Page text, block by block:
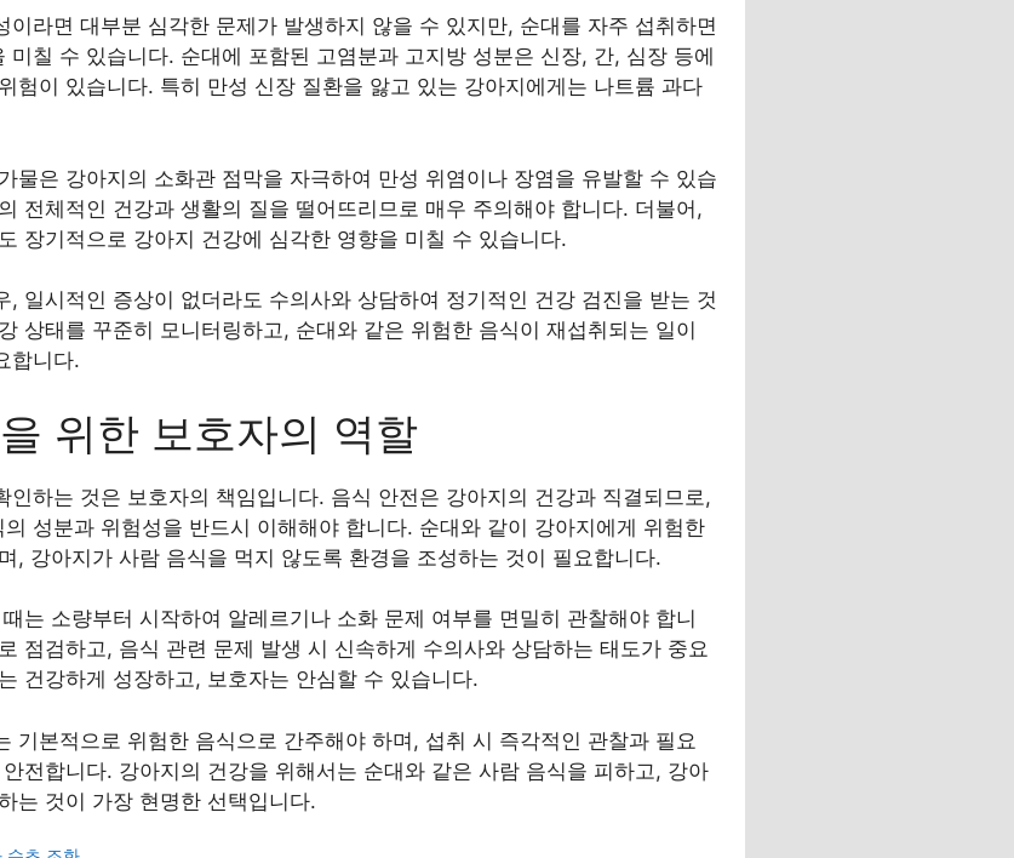
이라면 대부분 심각한 문제가 발생하지 않을 수 있지만, 순대를 자주 섭취하면
미칠 수 있습니다. 순대에 포함된 고염분과 고지방 성분은 신장, 간, 심장 등에
험이 있습니다. 특히 만성 신장 질환을 앓고 있는 강아지에게는 나트륨 과다
물은 강아지의 소화관 점막을 자극하여 만성 위염이나 장염을 유발할 수 있습
전체적인 건강과 생활의 질을 떨어뜨리므로 매우 주의해야 합니다. 더불어,
장기적으로 강아지 건강에 심각한 영향을 미칠 수 있습니다.
, 일시적인 증상이 없더라도 수의사와 상담하여 정기적인 건강 검진을 받는 것
상태를 꾸준히 모니터링하고, 순대와 같은 위험한 음식이 재섭취되는 일이
합니다.
위한 보호자의 역할
인하는 것은 보호자의 책임입니다. 음식 안전은 강아지의 건강과 직결되므로,
성분과 위험성을 반드시 이해해야 합니다. 순대와 같이 강아지에게 위험한
, 강아지가 사람 음식을 먹지 않도록 환경을 조성하는 것이 필요합니다.
는 소량부터 시작하여 알레르기나 소화 문제 여부를 면밀히 관찰해야 합니
점검하고, 음식 관련 문제 발생 시 신속하게 수의사와 상담하는 태도가 중요
건강하게 성장하고, 보호자는 안심할 수 있습니다.
기본적으로 위험한 음식으로 간주해야 하며, 섭취 시 즉각적인 관찰과 필요
전합니다. 강아지의 건강을 위해서는 순대와 같은 사람 음식을 피하고, 강아
는 것이 가장 현명한 선택입니다.